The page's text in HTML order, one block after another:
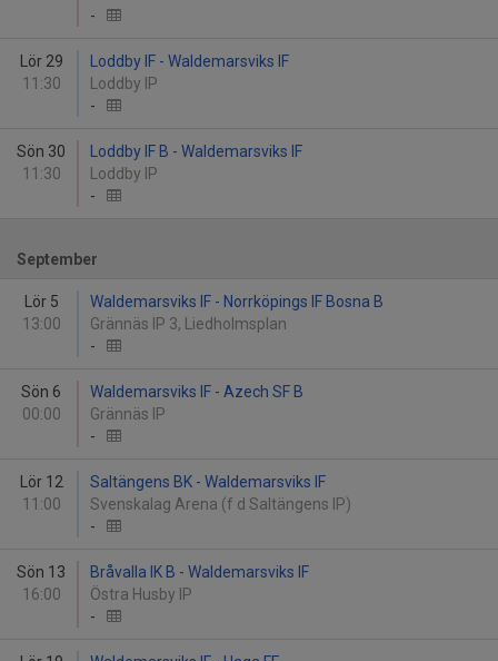
-
Lör 29
11:30
Loddby IF - Waldemarsviks IF
Loddby IP
-
Sön 30
11:30
Loddby IF B - Waldemarsviks IF
Loddby IP
-
September
Lör 5
13:00
Waldemarsviks IF - Norrköpings IF Bosna B
Grännäs IP 3, Liedholmsplan
-
Sön 6
00:00
Waldemarsviks IF - Azech SF B
Grännäs IP
-
Lör 12
11:00
Saltängens BK - Waldemarsviks IF
Svenskalag Arena (f d Saltängens IP)
-
Sön 13
16:00
Bråvalla IK B - Waldemarsviks IF
Östra Husby IP
-